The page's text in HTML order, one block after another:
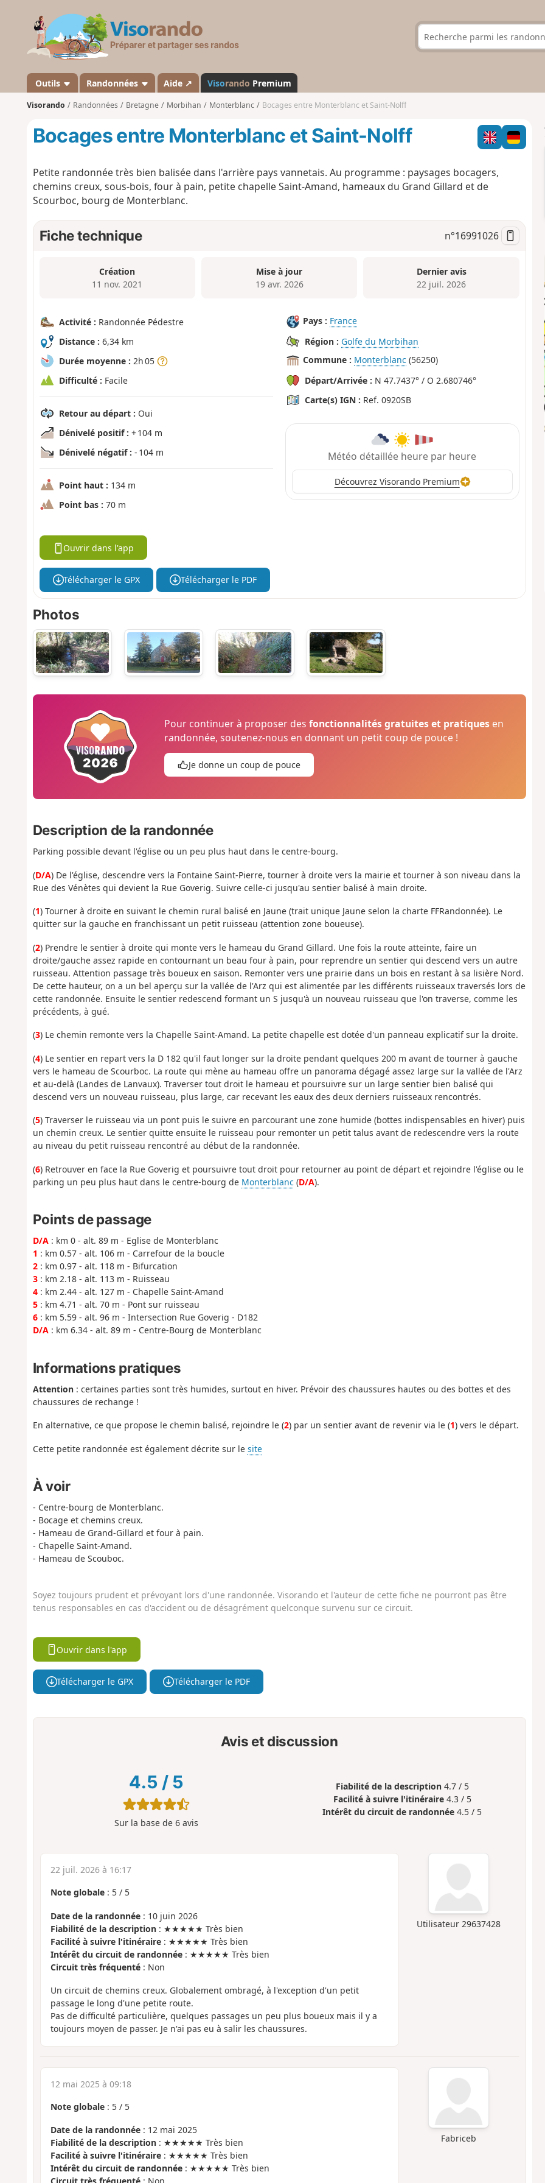
s
a
n
d
Outils Randonnées Aide ↗ Visorando Premium
Visorando Randonnées Bretagne Morbihan Monterblanc Bocages entre Monterblanc et Saint-Nolff
Bocages entre Monterblanc et Saint-Nolff
Petite randonnée très bien balisée dans l'arrière pays vannetais. Au programme : paysages bocagers,
chemins creux, sous-bois, four à pain, petite chapelle Saint-Amand, hameaux du Grand Gillard et de
Scourboc, bourg de Monterblanc.
Fiche technique n°16991026
Création
11 nov. 2021
Mise à jour
19 avr. 2026
Dernier avis
22 juil. 2026
Activité : Randonnée Pédestre
Distance : 6,34 km
Durée moyenne : 2h 05
Difficulté : Facile
Retour au départ : Oui
Dénivelé positif : + 104 m
Dénivelé négatif : - 104 m
Point haut : 134 m
Point bas : 70 m
Pays : France
Région : Golfe du Morbihan
Commune : Monterblanc (56250)
Départ/Arrivée : N 47.7437° / O 2.680746°
Carte(s) IGN : Ref. 0920SB
Météo détaillée heure par heure
Découvrez Visorando Premium
Ouvrir dans l'app
Télécharger le GPX Télécharger le PDF
Photos
Pour continuer à proposer desfonctionnalités gratuites et pratiques en
randonnée, soutenez-nous en donnant un petit coup de pouce !
Je donne un coup de pouce
Description de la randonnée
Parking possible devant l'église ou un peu plus haut dans le centre-bourg.
(D/A) De l'église, descendre vers la Fontaine Saint-Pierre, tourner à droite vers la mairie et tourner à son niveau dans la
Rue des Vénètes qui devient la Rue Goverig. Suivre celle-ci jusqu'au sentier balisé à main droite.
(1) Tourner à droite en suivant le chemin rural balisé en Jaune (trait unique Jaune selon la charte FFRandonnée). Le
quitter sur la gauche en franchissant un petit ruisseau (attention zone boueuse).
(2) Prendre le sentier à droite qui monte vers le hameau du Grand Gillard. Une fois la route atteinte, faire un
droite/gauche assez rapide en contournant un beau four à pain, pour reprendre un sentier qui descend vers un autre
ruisseau. Attention passage très boueux en saison. Remonter vers une prairie dans un bois en restant à sa lisière Nord.
De cette hauteur, on a un bel aperçu sur la vallée de l'Arz qui est alimentée par les différents ruisseaux traversés lors de
cette randonnée. Ensuite le sentier redescend formant un S jusqu'à un nouveau ruisseau que l'on traverse, comme les
précédents, à gué.
(3) Le chemin remonte vers la Chapelle Saint-Amand. La petite chapelle est dotée d'un panneau explicatif sur la droite.
(4) Le sentier en repart vers la D 182 qu'il faut longer sur la droite pendant quelques 200 m avant de tourner à gauche
vers le hameau de Scourboc. La route qui mène au hameau offre un panorama dégagé assez large sur la vallée de l'Arz
et au-delà (Landes de Lanvaux). Traverser tout droit le hameau et poursuivre sur un large sentier bien balisé qui
descend vers un nouveau ruisseau, plus large, car recevant les eaux des deux derniers ruisseaux rencontrés.
(5) Traverser le ruisseau via un pont puis le suivre en parcourant une zone humide (bottes indispensables en hiver) puis
un chemin creux. Le sentier quitte ensuite le ruisseau pour remonter un petit talus avant de redescendre vers la route
au niveau du petit ruisseau rencontré au début de la randonnée.
(6) Retrouver en face la Rue Goverig et poursuivre tout droit pour retourner au point de départ et rejoindre l'église ou le
parking un peu plus haut dans le centre-bourg de Monterblanc(D/A).
Points de passage
D/A: km 0 - alt. 89 m - Eglise de Monterblanc
1 : km 0.57 - alt. 106 m - Carrefour de la boucle
2: km 0.97 - alt. 118 m - Bifurcation
3: km 2.18 - alt. 113 m - Ruisseau
4: km 2.44 - alt. 127 m - Chapelle Saint-Amand
5: km 4.71 - alt. 70 m - Pont sur ruisseau
6: km 5.59 - alt. 96 m - Intersection Rue Goverig - D182
D/A: km 6.34 - alt. 89 m - Centre-Bourg de Monterblanc
Informations pratiques
Attention: certaines parties sont très humides, surtout en hiver. Prévoir des chaussures hautes ou des bottes et des
chaussures de rechange !
En alternative, ce que propose le chemin balisé, rejoindre le (2) par un sentier avant de revenir via le (1) vers le départ.
Cette petite randonnée est également décrite sur le site
À voir
- Centre-bourg de Monterblanc.
- Bocage et chemins creux.
- Hameau de Grand-Gillard et four à pain.
- Chapelle Saint-Amand.
- Hameau de Scouboc.
Soyez toujours prudent et prévoyant lors d'une randonnée. Visorando et l'auteur de cette fiche ne pourront pas être
tenus responsables en cas d'accident ou de désagrément quelconque survenu sur ce circuit.
Ouvrir dans l'app
Télécharger le GPX Télécharger le PDF
Avis et discussion
4.5 / 5
Sur la base de 6avis
Fiabilité de la description 4.7 / 5
Facilité à suivre l'itinéraire 4.3 / 5
Intérêt du circuit de randonnée 4.5 / 5
Utilisateur 29637428
22 juil. 2026 à 16:17
Note globale: 5/ 5
Date de la randonnée: 10 juin 2026
Fiabilité de la description: ★★★★★ Très bien
Facilité à suivre l'itinéraire: ★★★★★ Très bien
Intérêt du circuit de randonnée: ★★★★★ Très bien
Circuit très fréquenté: Non
Un circuit de chemins creux. Globalement ombragé, à l'exception d'un petit
passage le long d'une petite route.
Pas de difficulté particulière, quelques passages un peu plus boueux mais il y a
toujours moyen de passer. Je n'ai pas eu à salir les chaussures.
Fabriceb
12 mai 2025 à 09:18
Note globale: 5/ 5
Date de la randonnée: 12 mai 2025
Fiabilité de la description: ★★★★★ Très bien
Facilité à suivre l'itinéraire: ★★★★★ Très bien
Intérêt du circuit de randonnée: ★★★★★ Très bien